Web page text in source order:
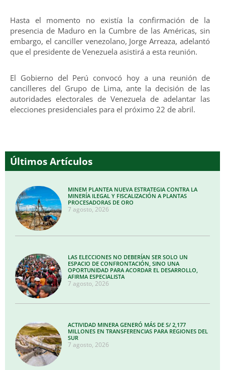
Hasta el momento no existía la confirmación de la
presencia de Maduro en la Cumbre de las Américas, sin
embargo, el canciller venezolano, Jorge Arreaza, adelantó
que el presidente de Venezuela asistirá a esta reunión.
El Gobierno del Perú convocó hoy a una reunión de
cancilleres del Grupo de Lima, ante la decisión de las
autoridades electorales de Venezuela de adelantar las
elecciones presidenciales para el próximo 22 de abril.
Últimos Artículos
MINEM PLANTEA NUEVA ESTRATEGIA CONTRA LA
MINERÍA ILEGAL Y FISCALIZACIÓN A PLANTAS
PROCESADORAS DE ORO
7 agosto, 2026
LAS ELECCIONES NO DEBERÍAN SER SOLO UN
ESPACIO DE CONFRONTACIÓN, SINO UNA
OPORTUNIDAD PARA ACORDAR EL DESARROLLO,
AFIRMA ESPECIALISTA
7 agosto, 2026
ACTIVIDAD MINERA GENERÓ MÁS DE S/ 2,177
MILLONES EN TRANSFERENCIAS PARA REGIONES DEL
SUR
7 agosto, 2026